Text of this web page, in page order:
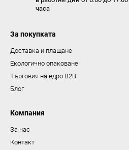
часа
За покупката
Доставка и плащане
Екологично опаковане
Търговия на едро B2B
Блог
Компания
За нас
Контакт